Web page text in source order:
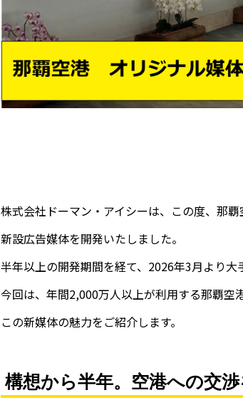
株式会社ドーマン・アイシーは、この度、那
新設広告媒体を開発いたしました。
半年以上の開発期間を経て、2026年3月より大
今回は、年間2,000万人以上が利用する那覇空
この新媒体の魅力をご紹介します。
構想から半年。空港への交